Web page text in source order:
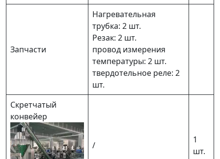
Запчасти
Нагревательная
трубка: 2 шт.
Резак: 2 шт.
провод измерения
температуры: 2 шт.
твердотельное реле: 2
шт.
Скретчатый
конвейер
/
1
шт.